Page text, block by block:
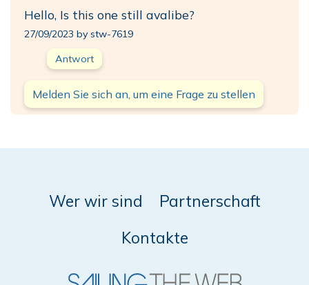
Hello, Is this one still avalibe?
27/09/2023 by stw-7619
Antwort
Melden Sie sich an, um eine Frage zu stellen
Wer wir sind
Partnerschaft
Kontakte